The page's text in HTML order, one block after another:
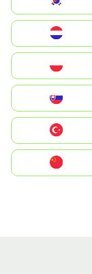
United States
中國香港特別行政區